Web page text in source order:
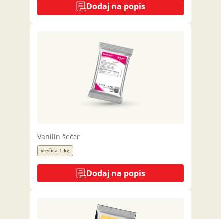
Dodaj na popis
Vanilin šećer
vrećica 1 kg
Dodaj na popis